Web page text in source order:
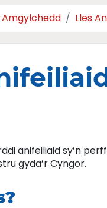
Lles
anifeiliaid sy’n
gyda’r Cyngor.